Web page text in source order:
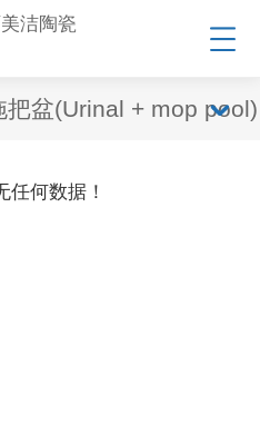
盆(Urinal + mop pool)
任何数据！